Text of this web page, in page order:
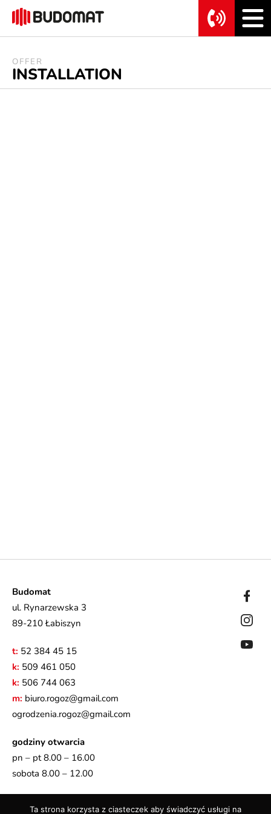
OFFER
INSTALLATION
Budomat
ul. Rynarzewska 3
89-210 Łabiszyn
t: 52 384 45 15
k: 509 461 050
k: 506 744 063
m: biuro.rogoz@gmail.com
ogrodzenia.rogoz@gmail.com
godziny otwarcia
pn – pt 8.00 – 16.00
sobota 8.00 – 12.00
Ta strona korzysta z ciasteczek aby świadczyć usługi na